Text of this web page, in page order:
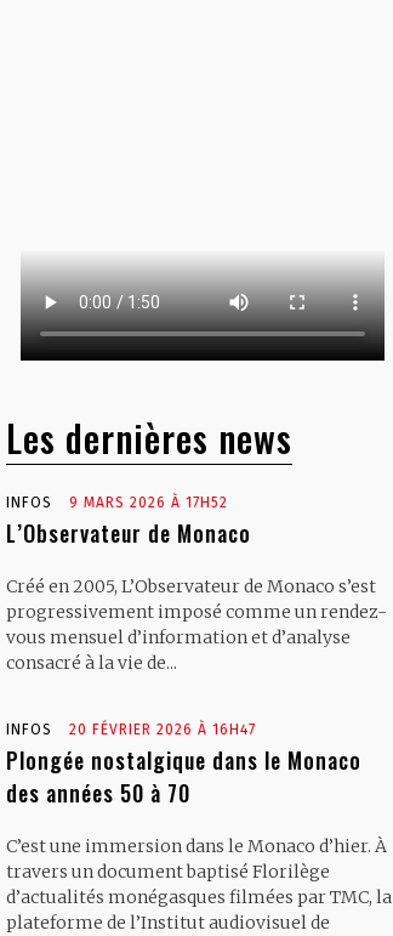
Les dernières news
INFOS 9 MARS 2026 À 17H52
L’Observateur de Monaco
Créé en 2005, L’Observateur de Monaco s’est
progressivement imposé comme un rendez-
vous mensuel d’information et d’analyse
consacré à la vie de...
INFOS 20 FÉVRIER 2026 À 16H47
Plongée nostalgique dans le Monaco
des années 50 à 70
C’est une immersion dans le Monaco d’hier. À
travers un document baptisé Florilège
d’actualités monégasques filmées par TMC, la
plateforme de l’Institut audiovisuel de